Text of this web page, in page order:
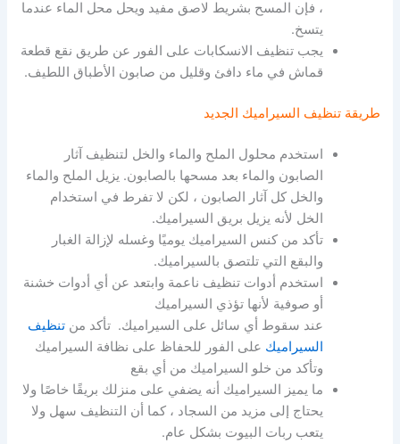
، فإن المسح بشريط لاصق مفيد ويحل محل الماء عندما
يتسخ.
يجب تنظيف الانسكابات على الفور عن طريق نقع قطعة
قماش في ماء دافئ وقليل من صابون الأطباق اللطيف.
طريقة تنظيف السيراميك الجديد
استخدم محلول الملح والماء والخل لتنظيف آثار
الصابون والماء بعد مسحها بالصابون. يزيل الملح والماء
والخل كل آثار الصابون ، لكن لا تفرط في استخدام
الخل لأنه يزيل بريق السيراميك.
تأكد من كنس السيراميك يوميًا وغسله لإزالة الغبار
والبقع التي تلتصق بالسيراميك.
استخدم أدوات تنظيف ناعمة وابتعد عن أي أدوات خشنة
أو صوفية لأنها تؤذي السيراميك
عند سقوط أي سائل على السيراميك. تأكد منتنظيف
السيراميك على الفور للحفاظ على نظافة السيراميك
وتأكد من خلو السيراميك من أي بقع
ما يميز السيراميك أنه يضفي على منزلك بريقًا خاصًا ولا
يحتاج إلى مزيد من السجاد ، كما أن التنظيف سهل ولا
يتعب ربات البيوت بشكل عام.